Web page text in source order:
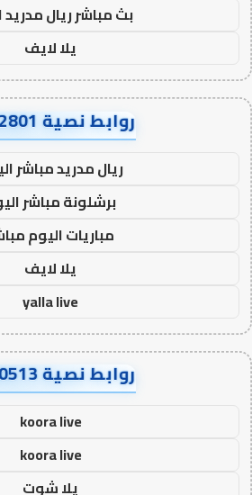
بث مباشر ريال مدريد
يلا لايف
روابط نصية AA32801
ريال مدريد مباشر
برشلونة مباشر
مباريات اليوم
يلا لايف
yalla live
روابط نصية AA80513
koora live
koora live
يلا شوت